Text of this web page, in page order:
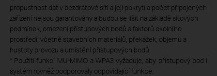
propustnost dat v bezdrátové síti a její pokrytí a počet připojených
zařízení nejsou garantovány a budou se lišit na základě síťových
podmínek, omezení přístupových bodů a faktorů okolního
prostředí, včetně stavebních materiálů, překážek, objemu a
hustoty provozu a umístění přístupových bodů.
* Použití funkcí MU-MIMO a WPA3 vyžaduje, aby přístupový bod i
systém rovněž podporovaly odpovídající funkce.